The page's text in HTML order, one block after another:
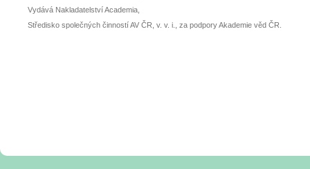
Vydává Nakladatelství Academia,
Středisko společných činností AV ČR, v. v. i., za podpory Akademie věd ČR.